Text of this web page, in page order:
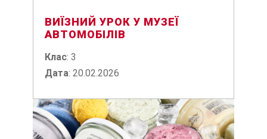
ВИЇЗНИЙ УРОК У МУЗЕЇ
АВТОМОБІЛІВ
Клас: 3
Дата: 20.02.2026